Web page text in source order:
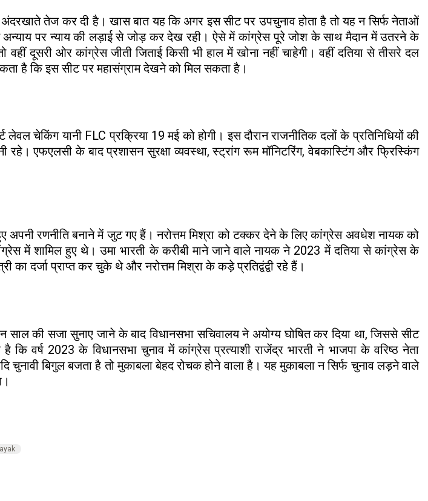
तेज कर दी है। खास बात यह कि अगर इस सीट पर उपचुनाव होता है तो यह न सिर्फ नेताओं
पर न्याय की लड़ाई से जोड़ कर देख रही। ऐसे में कांग्रेस पूरे जोश के साथ मैदान में उतरने के
वहीं दूसरी ओर कांग्रेस जीती जिताई किसी भी हाल में खोना नहीं चाहेगी। वहीं दतिया से तीसरे दल
है कि इस सीट पर महासंग्राम देखने को मिल सकता है।
चेकिंग यानी FLC प्रक्रिया 19 मई को होगी। इस दौरान राजनीतिक दलों के प्रतिनिधियों की
रहे। एफएलसी के बाद प्रशासन सुरक्षा व्यवस्था, स्ट्रांग रूम मॉनिटरिंग, वेबकास्टिंग और फ्रिस्किंग
रणनीति बनाने में जुट गए हैं। नरोत्तम मिश्रा को टक्कर देने के लिए कांग्रेस अवधेश नायक को
में शामिल हुए थे। उमा भारती के करीबी माने जाने वाले नायक ने 2023 में दतिया से कांग्रेस के
का दर्जा प्राप्त कर चुके थे और नरोत्तम मिश्रा के कड़े प्रतिद्वंद्वी रहे हैं।
की सजा सुनाए जाने के बाद विधानसभा सचिवालय ने अयोग्य घोषित कर दिया था, जिससे सीट
वर्ष 2023 के विधानसभा चुनाव में कांग्रेस प्रत्याशी राजेंद्र भारती ने भाजपा के वरिष्ठ नेता
बिगुल बजता है तो मुकाबला बेहद रोचक होने वाला है। यह मुकाबला न सिर्फ चुनाव लड़ने वाले